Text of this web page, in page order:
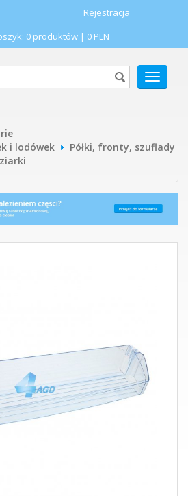
Rejestracja
0 produktów | 0 PLN
POKAŻ
MENU
i lodówek
Półki, fronty, szuflady